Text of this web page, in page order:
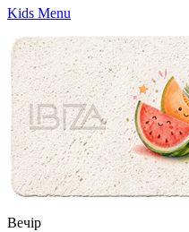
Kids Menu
Вечір